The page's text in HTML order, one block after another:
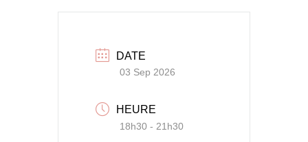
DATE
03 Sep 2026
HEURE
18h30 - 21h30